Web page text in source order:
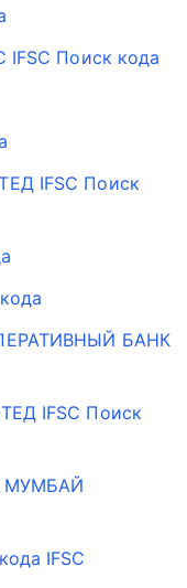
Поиск кода
IFSC Поиск
БАНК
IFSC Поиск
МУМБАЙ
IFSC